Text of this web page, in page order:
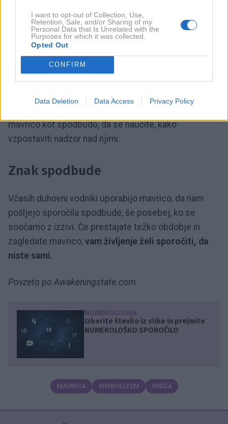
I want to opt-out of Collection, Use,
Retention, Sale, and/or Sharing of my
Personal Data that Is Unrelated with the
Purposes for which it was collected.
Opted Out
CONFIRM
Data Deletion Data Access Privacy Policy
Mavrica se pojavi po dežju ali nevihti in je znamenje,
da se bo nebo razjasnilo. Zato ena od simbolnih
razlag mavrice pravi, dase končuje tudi težko
obdobje vašega življenja.
Vesolje vam z njo sporoča, da ostanite mirni in
ohranite čustveno ter mentalno ravnovesje. Če imate
mavrico kot spodbudo, da se naučite, kako
vzpostaviti nadzor nad njimi.
Znak spodbude
Včasih duhovni vodniki uporabijo mavrico, da nam
pošljejo sporočila spodbude, še posebej, ko se
soočamo z izzivi. Če prestajate težko obdobje in
zagledate mavrico, vam življenje želi sporočiti, da
niste sami.
Povzeto po Awakeningstate.com
NUMEROLOGIJA
Izberite število iz slike in prejmite
NUMEROLOŠKO SPOROČILO
MAVRICA SIMBOLIZEM SREČA